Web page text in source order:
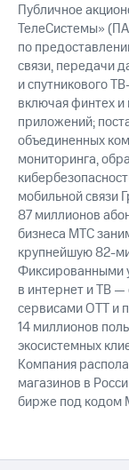
Публичное
ТелеСистемы»
по
связи, передачи
и спутникового
включая финтех
приложений;
объединенных
мониторинга,
мобильной связи
87 миллионов
бизнеса МТС
крупнейшую 82-
Фиксированными
в интернет и ТВ —
сервисами OTT и
14 миллионов
экосистемных
Компания
магазинов в
бирже под кодом